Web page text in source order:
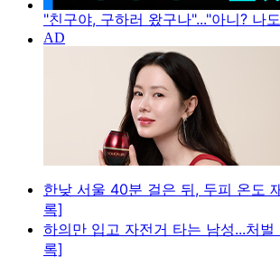
"친구야, 구하러 왔구나"..."아니? 나
한낮 서울 40분 걸은 뒤, 두피 온도
록]
하의만 입고 자전거 타는 남성...처벌
록]